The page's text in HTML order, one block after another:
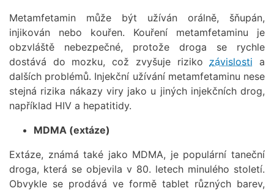
Metamfetamin může být užíván orálně, šňupán,
injikován nebo kouřen. Kouření metamfetaminu je
obzvláště nebezpečné, protože droga se rychle
dostává do mozku, což zvyšuje riziko závislosti a
dalších problémů. Injekční užívání metamfetaminu nese
stejná rizika nákazy viry jako u jiných injekčních drog,
například HIV a hepatitidy.
MDMA (extáze)
Extáze, známá také jako MDMA, je populární taneční
droga, která se objevila v 80. letech minulého století.
Obvykle se prodává ve formě tablet různých barev,